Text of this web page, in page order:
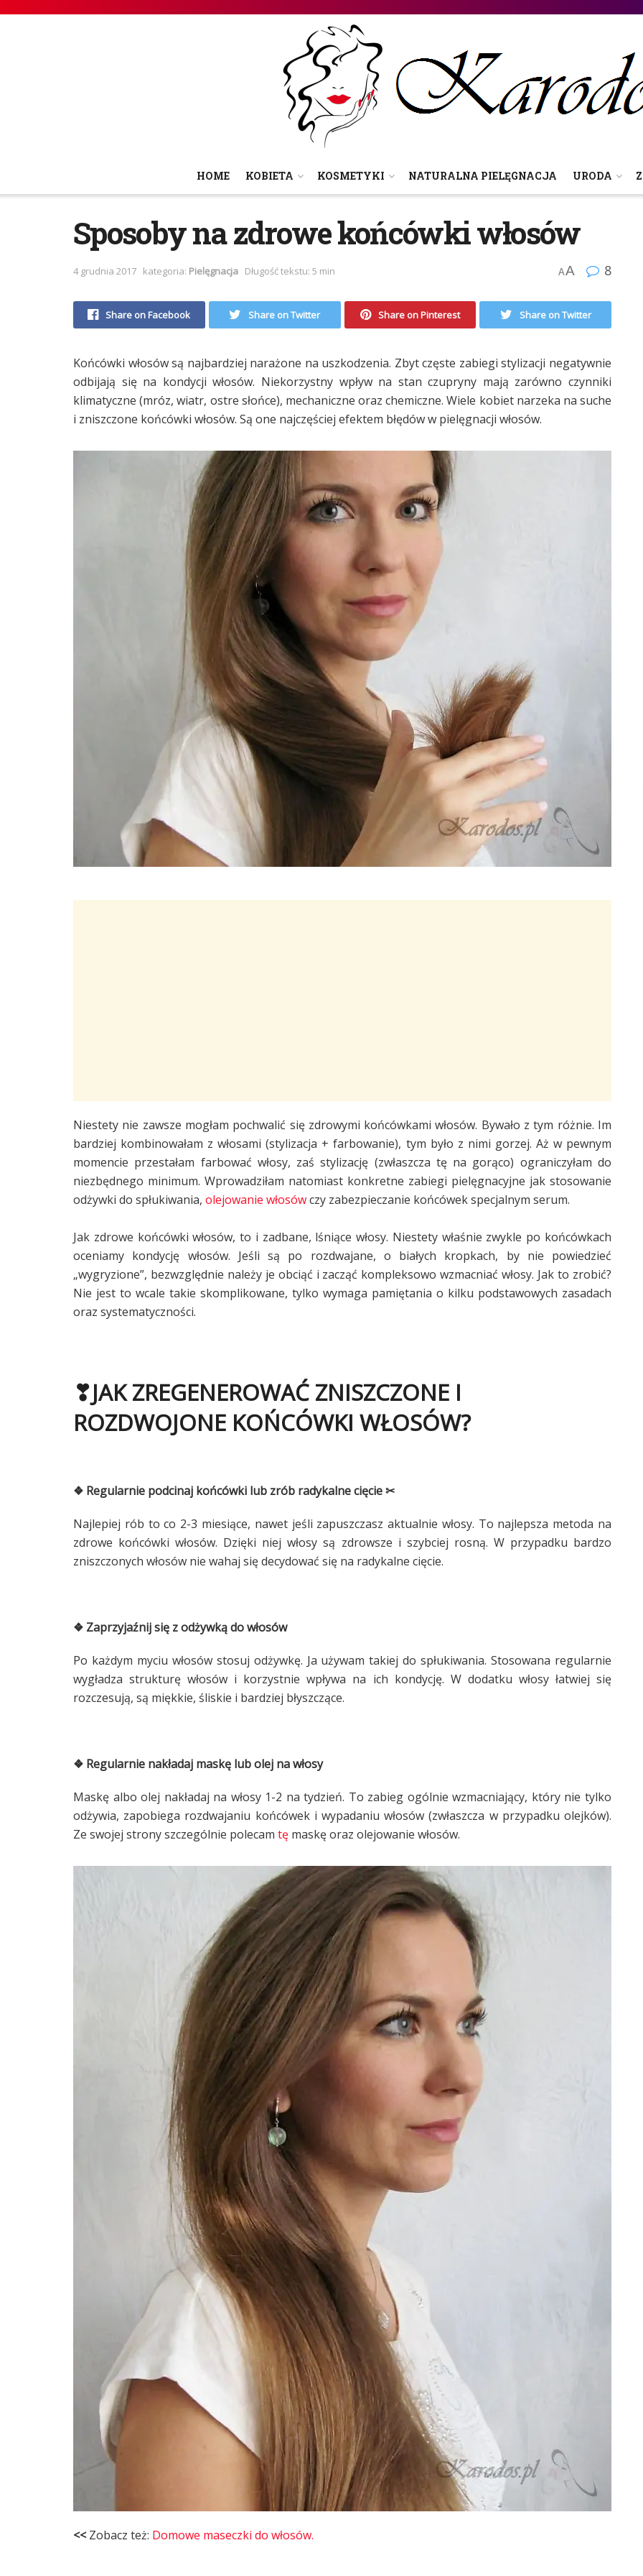
HOME KOBIETA KOSMETYKI NATURALNA PIELĘGNACJA URODA
Sposoby na zdrowe końcówki włosów
4 grudnia 2017 kategoria: Pielęgnacja Długość tekstu: 5 min AA 8
Share on Facebook Share on Twitter Share on Pinterest Share on Twitter
Końcówki włosów są najbardziej narażone na uszkodzenia. Zbyt częste zabiegi stylizacji negatywnie
odbijają się na kondycji włosów. Niekorzystny wpływ na stan czupryny mają zarówno czynniki
klimatyczne (mróz, wiatr, ostre słońce), mechaniczne oraz chemiczne. Wiele kobiet narzeka na suche
i zniszczone końcówki włosów. Są one najczęściej efektem błędów w pielęgnacji włosów.
Niestety nie zawsze mogłam pochwalić się zdrowymi końcówkami włosów. Bywało z tym różnie. Im
bardziej kombinowałam z włosami (stylizacja + farbowanie), tym było z nimi gorzej. Aż w pewnym
momencie przestałam farbować włosy, zaś stylizację (zwłaszcza tę na gorąco) ograniczyłam do
niezbędnego minimum. Wprowadziłam natomiast konkretne zabiegi pielęgnacyjne jak stosowanie
odżywki do spłukiwania, olejowanie włosówczy zabezpieczanie końcówek specjalnym serum.
Jak zdrowe końcówki włosów, to i zadbane, lśniące włosy. Niestety właśnie zwykle po końcówkach
oceniamy kondycję włosów. Jeśli są po rozdwajane, o białych kropkach, by nie powiedzieć
„wygryzione”, bezwzględnie należy je obciąć i zacząć kompleksowo wzmacniać włosy. Jak to zrobić?
Nie jest to wcale takie skomplikowane, tylko wymaga pamiętania o kilku podstawowych zasadach
oraz systematyczności.
❣JAK ZREGENEROWAĆ ZNISZCZONE I
ROZDWOJONE KOŃCÓWKI WŁOSÓW?
❖ Regularnie podcinaj końcówki lub zrób radykalne cięcie ✂
Najlepiej rób to co 2-3 miesiące, nawet jeśli zapuszczasz aktualnie włosy. To najlepsza metoda na
zdrowe końcówki włosów. Dzięki niej włosy są zdrowsze i szybciej rosną. W przypadku bardzo
zniszczonych włosów nie wahaj się decydować się na radykalne cięcie.
❖ Zaprzyjaźnij się z odżywką do włosów
Po każdym myciu włosów stosuj odżywkę. Ja używam takiej do spłukiwania. Stosowana regularnie
wygładza strukturę włosów i korzystnie wpływa na ich kondycję. W dodatku włosy łatwiej się
rozczesują, są miękkie, śliskie i bardziej błyszczące.
❖ Regularnie nakładaj maskę lub olej na włosy
Maskę albo olej nakładaj na włosy 1-2 na tydzień. To zabieg ogólnie wzmacniający, który nie tylko
odżywia, zapobiega rozdwajaniu końcówek i wypadaniu włosów (zwłaszcza w przypadku olejków).
Ze swojej strony szczególnie polecam tę maskę oraz olejowanie włosów.
<<Zobacz też: Domowe maseczki do włosów.